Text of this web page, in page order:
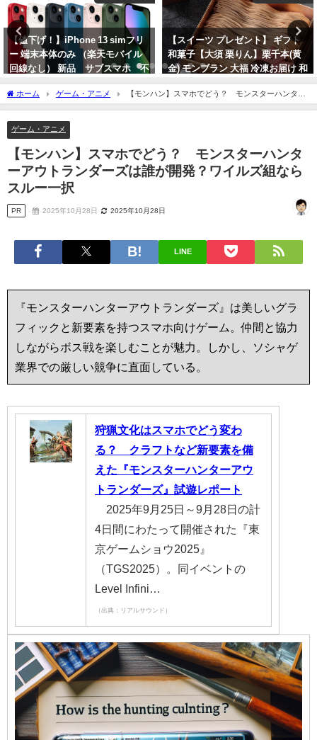
【値下げ！】iPhone 13 simフリ
ー 端末本体のみ （楽天モバイル
回線なし） 新品 サブスマホ 不
倫対策
【スイーツ プレゼント】 ギフト
和菓子【大須 栗りん】栗千本(黄
金) モンブラン 大福 冷凍お届け 和
栗ご褒美 贈り物 誕生日 SNS映え
デイリーランキング
ホーム ゲーム・アニメ
【モンハン】スマホでどう？ モンスターハンター
アウトランダーズは誰が開発？ワイルズ組ならスルー一択
ゲーム・アニメ
【モンハン】スマホでどう？ モンスターハンタ
ーアウトランダーズは誰が開発？ワイルズ組なら
スルー一択
PR 2025年10月28日 2025年10月28日
LINE
『モンスターハンターアウトランダーズ』は美しいグラ
フィックと新要素を持つスマホ向けゲーム。仲間と協力
しながらボス戦を楽しむことが魅力。しかし、ソシャゲ
業界での厳しい競争に直面している。
狩猟文化はスマホでどう変わ
る？ クラフトなど新要素を備
えた『モンスターハンターアウ
トランダーズ』試遊レポート
2025年9月25日～9月28日の計
4日間にわたって開催された『東
京ゲームショウ2025』
（TGS2025）。同イベントの
Level Infini…
（出典：リアルサウンド）